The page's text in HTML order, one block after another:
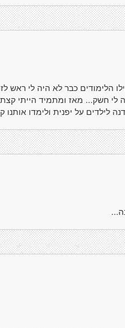
הלימודים כבר לא היה לי ראש
לי חשק... מאז ומתמיד הייתי
לילדים על יפנית ולימדו אותנו